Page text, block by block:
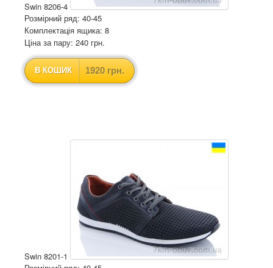
Swin 8206-4
Розмірний ряд: 40-45
Комплектація ящика: 8
Ціна за пару: 240 грн.
В КОШИК 1920 грн.
Swin 8201-1